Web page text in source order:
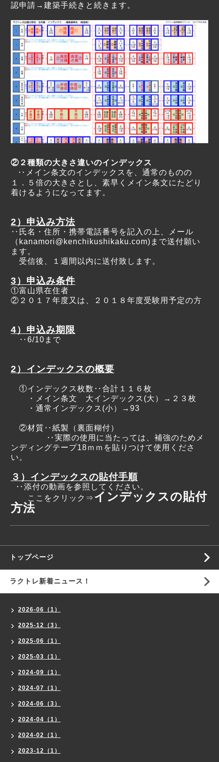
認申請→建築手続きと続きます。
②２種類の大きさ違いのインデックス
‥メイン条文のインデックスを、通常のものの
１．５倍の大きさとし、素早くメイン条文にたどり
着けるようになってます。
2）申込み方法
‥氏名・住所・携帯電話番号を記入の上、メール
（kanamori@kenchikushikaku.com)まで送付願い
ます。
受信後、１週間以内に送付致します。
3）申込み条件
①富山県在住者
②２０１７年度又は、２０１８年度受験用予定の方
4）申込み期限
‥6/10まで
2）インデックスの概要
①インデックス枚数‥合計１１６枚
・メイン条文 大インデックス(大）
→２３枚
・通常インデックス(小）→93
②材質‥紙製（裏面糊付）
‥実際の使用に当たっては、補強のためメ
ンディングテープ18ｍｍを貼りつけて使用くださ
い。
３）インデックスの貼付手順
‥添付の動画を参照してください。
ここをクリック⇒インデックスの貼付
方法
トップページ
ラクトレ新着ニュース！
2026-06（1）
2025-12（3）
2025-06（1）
2025-03（1）
2024-09（1）
2024-07（1）
2024-06（3）
2024-04（1）
2024-02（1）
2023-12（1）